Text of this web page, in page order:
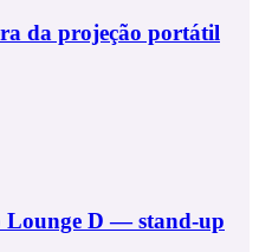
da projeção portátil
Lounge D — stand-up